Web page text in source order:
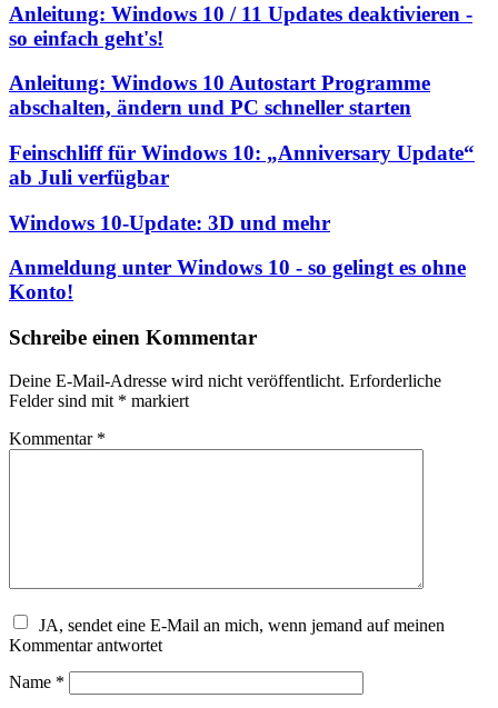
Anleitung: Windows 10 / 11 Updates deaktivieren -
so einfach geht's!
Anleitung: Windows 10 Autostart Programme
abschalten, ändern und PC schneller starten
Feinschliff für Windows 10: „Anniversary Update“
ab Juli verfügbar
Windows 10-Update: 3D und mehr
Anmeldung unter Windows 10 - so gelingt es ohne
Konto!
Schreibe einen Kommentar
Deine E-Mail-Adresse wird nicht veröffentlicht. Erforderliche
Felder sind mit * markiert
Kommentar *
JA, sendet eine E-Mail an mich, wenn jemand auf meinen
Kommentar antwortet
Name *